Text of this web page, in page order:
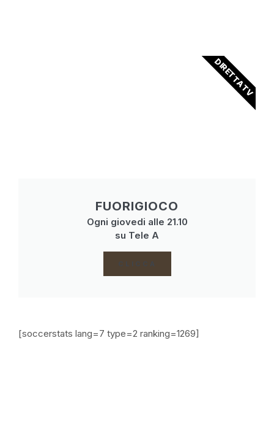
FUORIGIOCO
Ogni giovedi alle 21.10
su Tele A
CLICCA
DIRETTA TV
[soccerstats lang=7 type=2 ranking=1269]